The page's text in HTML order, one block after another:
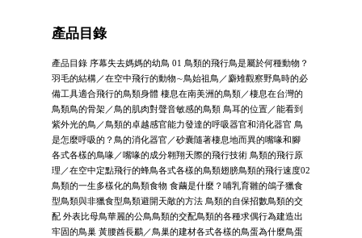
產品目錄
產品目錄 序幕失去媽媽的幼鳥 01 鳥類的飛行鳥是屬於何種動物？
羽毛的結構／在空中飛行的動物∼鳥始祖鳥／麝雉觀察野鳥時的必
備工具適合飛行的鳥類身體 棲息在南美洲的鳥類／棲息在台灣的
鳥類鳥的骨架／鳥的肌肉對聲音敏感的鳥類 鳥耳的位置／能看到
紫外光的鳥／鳥類的卓越感官能力發達的呼吸器官和消化器官 鳥
是怎麼呼吸的？鳥的消化器官／砂囊隨著棲息地而異的嘴喙和腳
各式各樣的鳥喙／嘴喙的成分翱翔天際的飛行技術 鳥類的飛行原
理／在空中定點飛行的蜂鳥各式各樣的鳥類翅膀鳥類的飛行速度02
鳥類的一生多樣化的鳥類食物 食繭是什麼？哺乳育雛的鴿子獵食
型鳥類與非獵食型鳥類避開天敵的方法 鳥類的自保招數鳥類的交
配 外表比母鳥華麗的公鳥鳥類的交配鳥類的各種求偶行為建造出
牢固的鳥巢 黃腰酋長鸝／鳥巢的建材各式各樣的鳥蛋為什麼鳥蛋